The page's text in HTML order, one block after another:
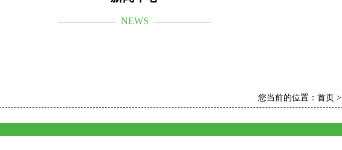
—————— NEWS ——————
您当前的位置： 首页 >